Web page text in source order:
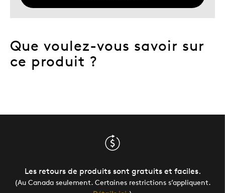
Que voulez-vous savoir sur
ce produit ?
Les retours de produits sont gratuits et faciles.
(Au Canada seulement. Certaines restrictions s’appliquent.